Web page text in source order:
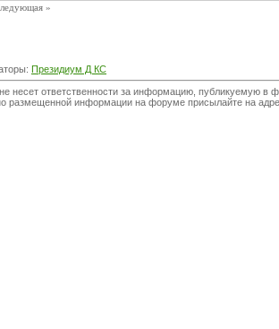
»
Президиум Д КС
несет ответственности за информацию, публикуемую
размещенной информации на форуме присылайте на